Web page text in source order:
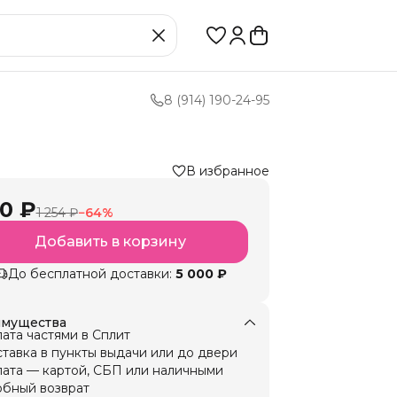
8 (914) 190-24-95
В избранное
₽1 254 ₽−64%
Добавить в корзину
До бесплатной доставки: 5 000 ₽
частями в Сплит
в пункты выдачи или до двери
— картой, СБП или наличными
возврат